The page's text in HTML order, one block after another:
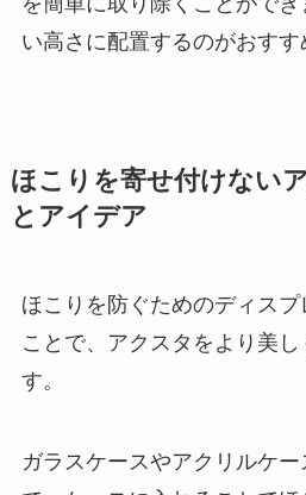
い高さに配置するのがおすす
ほこりを寄せ付けない
とアイデア
ほこりを防ぐためのディス
ことで、アクスタをより美
す。
ガラスケースやアクリルケー